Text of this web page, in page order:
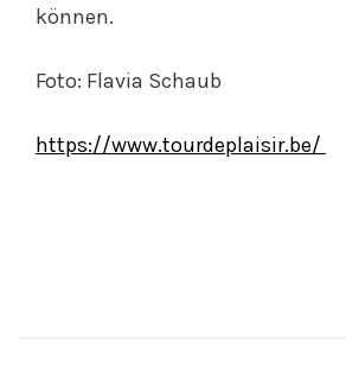
können.
Foto: Flavia Schaub
https://www.tourdeplaisir.be/